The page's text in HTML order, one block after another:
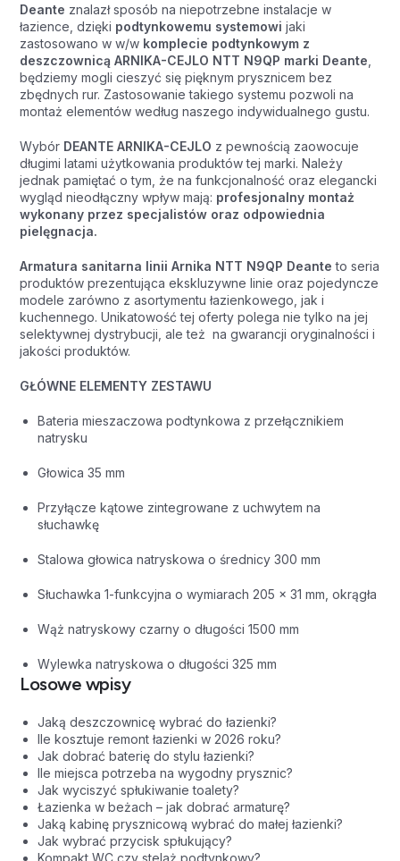
Deante znalazł sposób na niepotrzebne instalacje w
łazience, dzięki podtynkowemu systemowi jaki
zastosowano w w/w komplecie podtynkowym z
deszczownicą ARNIKA-CEJLO NTT N9QP marki Deante
będziemy mogli cieszyć się pięknym prysznicem bez
zbędnych rur. Zastosowanie takiego systemu pozwoli na
montaż elementów według naszego indywidualnego gustu.
Wybór DEANTE ARNIKA-CEJLO z pewnością zaowocuje
długimi latami użytkowania produktów tej marki. Należy
jednak pamiętać o tym, że na funkcjonalność oraz elegancki
wygląd nieodłączny wpływ mają: profesjonalny montaż
wykonany przez specjalistów oraz odpowiednia
pielęgnacja.
Armatura sanitarna linii Arnika NTT N9QP Deante to seria
produktów prezentująca ekskluzywne linie oraz pojedyncze
modele zarówno z asortymentu łazienkowego, jak i
kuchennego. Unikatowość tej oferty polega nie tylko na jej
selektywnej dystrybucji, ale też na gwarancji oryginalności i
jakości produktów.
GŁÓWNE ELEMENTY ZESTAWU
Bateria mieszaczowa podtynkowa z przełącznikiem
natrysku
Głowica 35 mm
Przyłącze kątowe zintegrowane z uchwytem na
słuchawkę
Stalowa głowica natryskowa o średnicy 300 mm
Słuchawka 1-funkcyjna o wymiarach 205 x 31 mm, okrągła
Wąż natryskowy czarny o długości 1500 mm
Wylewka natryskowa o długości 325 mm
Losowe wpisy
Jaką deszczownicę wybrać do łazienki?
Ile kosztuje remont łazienki w 2026 roku?
Jak dobrać baterię do stylu łazienki?
Ile miejsca potrzeba na wygodny prysznic?
Jak wyciszyć spłukiwanie toalety?
Łazienka w beżach – jak dobrać armaturę?
Jaką kabinę prysznicową wybrać do małej łazienki?
Jak wybrać przycisk spłukujący?
Kompakt WC czy stelaż podtynkowy?